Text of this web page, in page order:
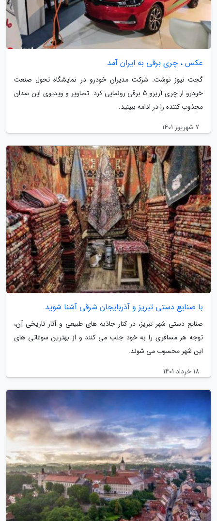
عکس ، چری برقی به ایران آمد
گجت نیوز نوشت: شرکت مدیران خودرو در نمایشگاه تحول صنعت
خودرو از چری آریزو 5 برقی رونمایی کرد. تصاویر و ویدیوی این سدان
مجذوب کننده را در ادامه ببینید.
7 شهریور 1401
با صنایع دستی تبریز و آذربایجان شرقی آشنا شوید
صنایع دستی شهر تبریز، در کنار جاذبه های طبیعی و آثار تاریخی آن،
توجه هر مسافری را به خود جلب می کنند و از بهترین سوغاتی های
این شهر محسوب می شوند.
18 خرداد 1401